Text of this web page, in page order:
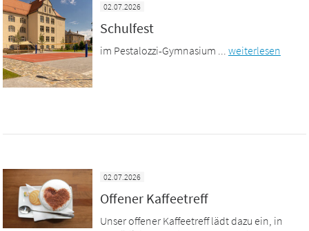
02.07.2026
Schulfest
im Pestalozzi-Gymnasium ... weiterlesen
02.07.2026
Offener Kaffeetreff
Unser offener Kaffeetreff lädt dazu ein, in